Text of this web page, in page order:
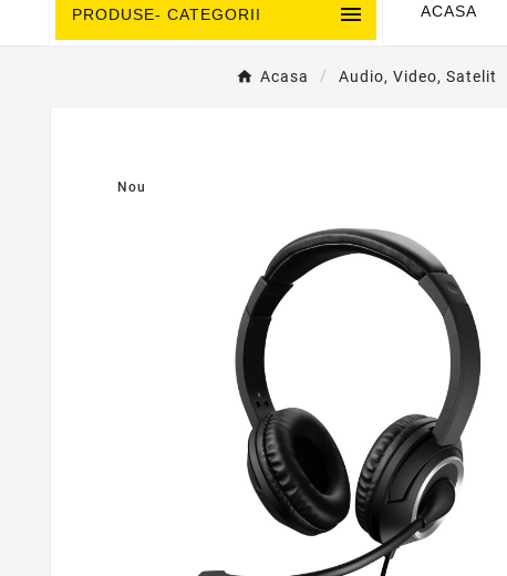
PRODUSE- CATEGORII  ACASA
Acasa Audio, Video, Satelit
Nou